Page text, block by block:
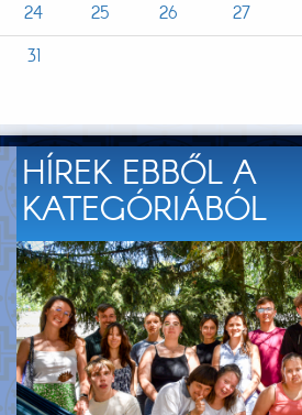
24
25 26 27
31
HÍREK EBBŐL A
KATEGÓRIÁBÓL